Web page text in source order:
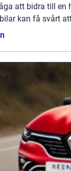
att bidra till en
kan få svårt